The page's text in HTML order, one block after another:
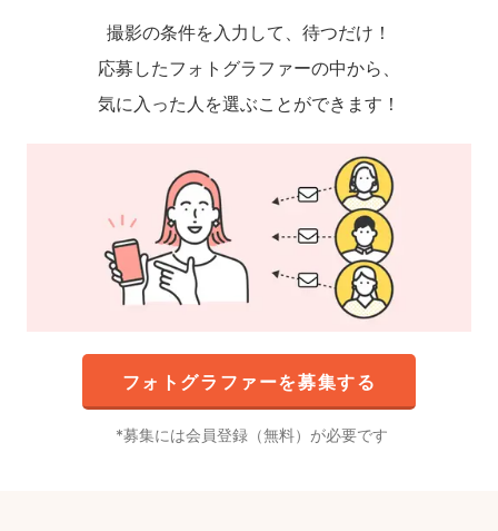
撮影の条件を入力して、待つだけ！
応募したフォトグラファーの中から、
気に入った人を選ぶことができます！
フォトグラファーを募集する
募集には会員登録（無料）が必要です